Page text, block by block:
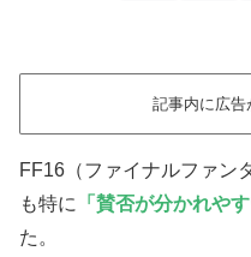
記事内に広告
FF16（ファイナルファン
も特に
「賛否が分かれやす
た。